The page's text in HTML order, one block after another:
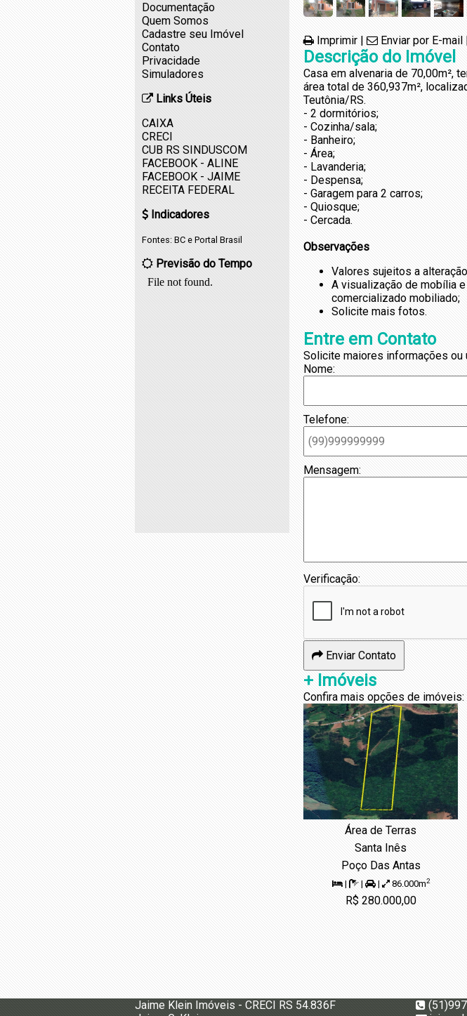
Documentação
Quem Somos
Cadastre seu Imóvel
Contato
Privacidade
Simuladores
Links Úteis
CAIXA
CRECI
CUB RS SINDUSCOM
FACEBOOK - ALINE
FACEBOOK - JAIME
RECEITA FEDERAL
Indicadores
Fontes: BC e Portal Brasil
Previsão do Tempo
Imprimir Enviar por E-mail
Descrição do Imóvel
Casa em alvenaria de 70,00m²,
área total de 360,937m²,
Teutônia/RS.
- 2 dormitórios;
- Cozinha/sala;
- Banheiro;
- Área;
- Lavanderia;
- Despensa;
- Garagem para 2 carros;
- Quiosque;
- Cercada.
Observações
Valores sujeitos a
A visualização de mobília
comercializado mobiliado;
Solicite mais fotos.
Entre em Contato
Solicite maiores informações ou
Nome:
Telefone:
Mensagem:
Verificação:
Enviar Contato
+ Imóveis
Confira mais opções de imóveis:
Área de Terras
Santa Inês
Poço Das Antas
| | | 86.000m2
R$ 280.000,00
Jaime Klein Imóveis - CRECI RS 54.836F